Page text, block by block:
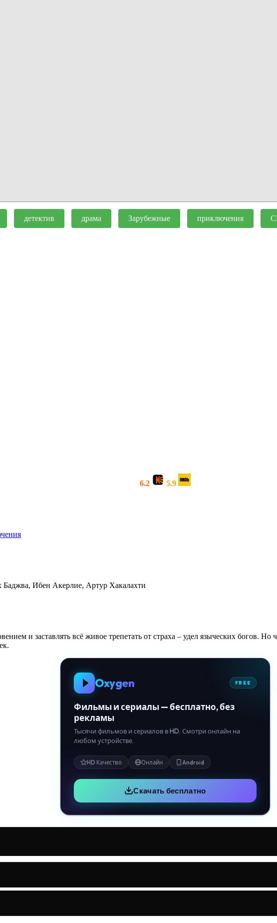
детектив драма Зарубежные приключения
6.2
5.9
Ибен Акерлие, Артур Хакалахти
и заставлять всё живое трепетать от страха – удел языческих богов. Но
Oxygen FREE
Фильмы и сериалы — бесплатно, без
рекламы
Тысячи фильмов и сериалов в HD. Смотри онлайн на
любом устройстве.
HD Качество Онлайн Android
Скачать бесплатно